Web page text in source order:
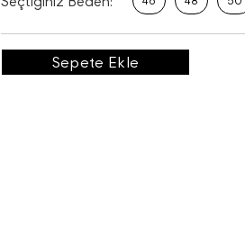
Sepete Ekle